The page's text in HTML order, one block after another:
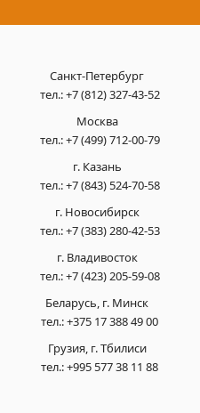
Санкт-Петербург
тел.:+7 (812) 327-43-52
Москва
тел.:+7 (499) 712-00-79
г. Казань
тел.:+7 (843) 524-70-58
г. Новосибирск
тел.:+7 (383) 280-42-53
г. Владивосток
тел.:+7 (423) 205-59-08
Беларусь, г. Минск
тел.:+375 17 388 49 00
Грузия, г. Тбилиси
тел.:+995 577 38 11 88